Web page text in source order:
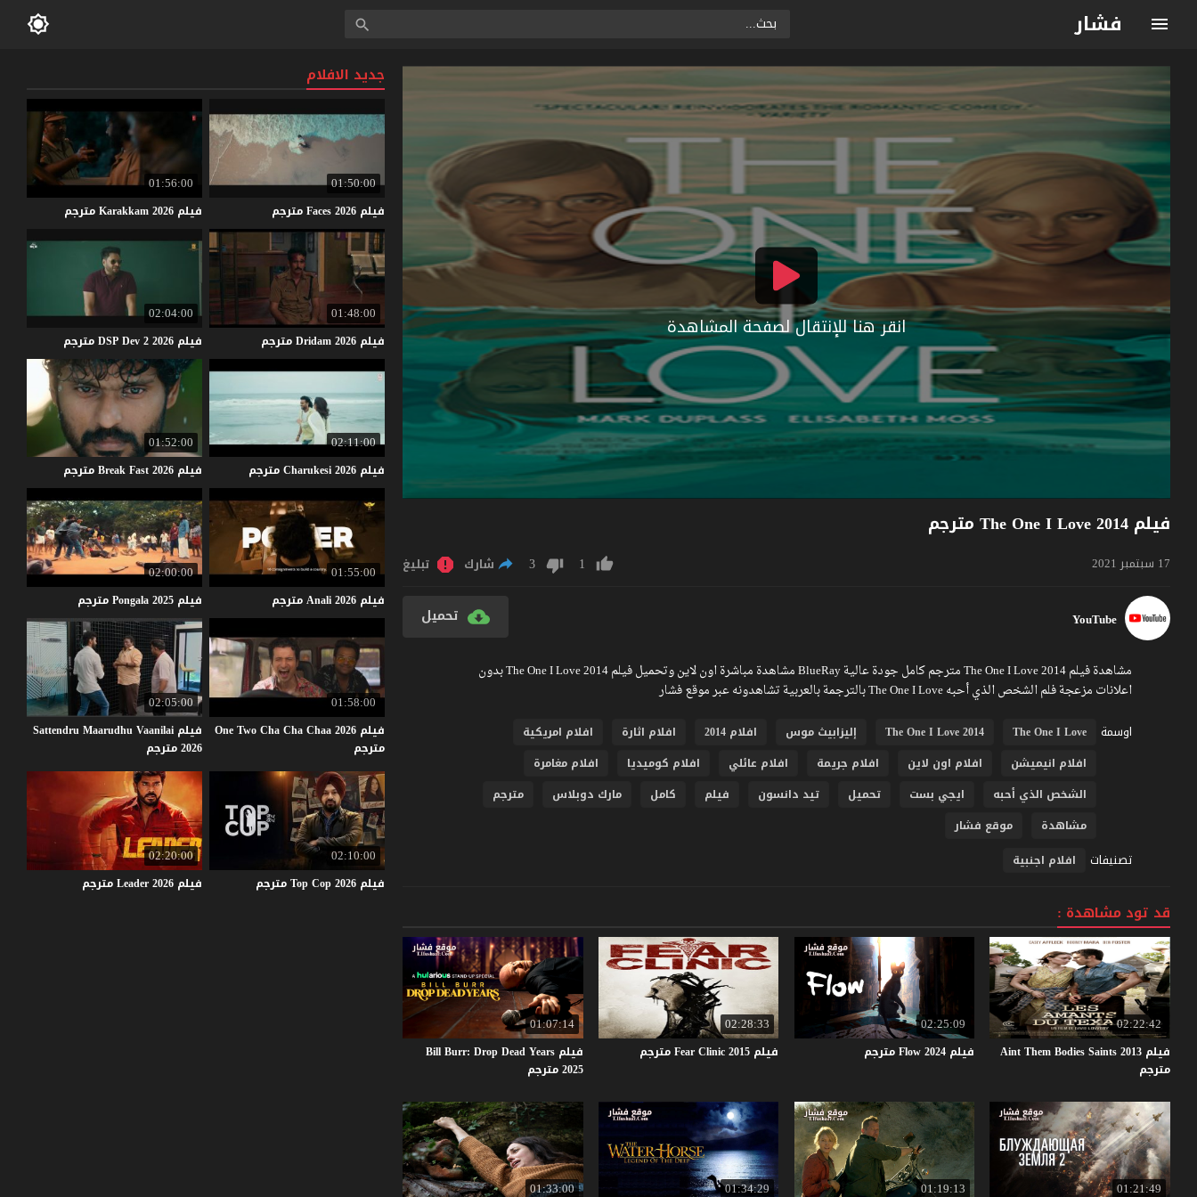
فشار
انقر هنا للإنتقال لصفحة المشاهدة
فيلم The One I Love 2014 مترجم
17 سبتمبر 2021 1
3 شارك تبليغ
YouTube تحميل
مشاهدة فيلم The One I Love 2014 مترجم كامل جودة عالية BlueRay مشاهدة مباشرة اون لاين وتحميل فيلم The One I Love 2014 بدون
اعلانات مزعجة فلم الشخص الذي أحبه The One I Love بالترجمة بالعربية تشاهدونه عبر موقع فشار
اوسمة
The One I Love
The One I Love 2014 إليزابيث موس افلام 2014 افلام اثارة
افلام امريكية
افلام انيميشن
افلام اون لاين افلام جريمة افلام عائلي افلام كوميديا
افلام مغامرة
الشخص الذي أحبه
ايجي بست تحميل تيد دانسون فيلم كامل مارك دوبلاس
مترجم
مشاهدة
موقع فشار
تصنيفات افلام اجنبية
قد تود مشاهدة :
02:22:42
فيلم Aint Them Bodies Saints 2013
مترجم
02:25:09
فيلم Flow2024 مترجم
02:28:33
فيلم Fear Clinic 2015 مترجم
01:07:14
فيلم Bill Burr: Drop Dead Years
2025 مترجم
01:21:49
01:19:13
01:34:29
01:33:00
جديد الافلام
01:50:00
فيلم Faces2026 مترجم
01:56:00
فيلم Karakkam2026 مترجم
01:48:00
فيلم Dridam2026 مترجم
02:04:00
فيلم DSPDev22026 مترجم
02:11:00
فيلم Charukesi2026 مترجم
01:52:00
فيلم BreakFast2026 مترجم
01:55:00
فيلم Anali2026 مترجم
02:00:00
فيلم Pongala2025 مترجم
01:58:00
فيلم One Two Cha Cha Chaa 2026
مترجم
02:05:00
فيلم Sattendru Maarudhu Vaanilai
2026 مترجم
02:10:00
فيلم TopCop2026 مترجم
02:20:00
فيلم Leader2026 مترجم